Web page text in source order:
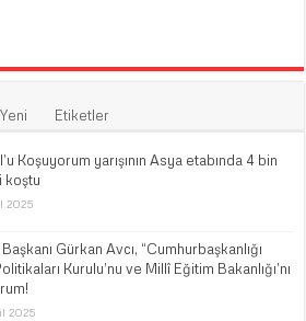
Yeni Etiketler
Koşuyorum yarışının Asya etabında 4 bin
koştu
2025
Gürkan Avcı, “Cumhurbaşkanlığı
Kurulu’nu ve Millî Eğitim Bakanlığı’nı
2025